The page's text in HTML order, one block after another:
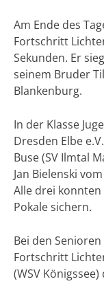
Am Ende des
Fortschritt
Sekunden. Er
seinem Bruder
Blankenburg.
In der Klasse
Dresden Elbe
Buse (SV Ilmtal
Jan Bielenski
Alle drei
Pokale sichern.
Bei den Senioren
Fortschritt
(WSV